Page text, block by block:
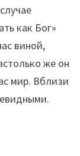
как Бог»
виной,
же он
мир. Вблизи